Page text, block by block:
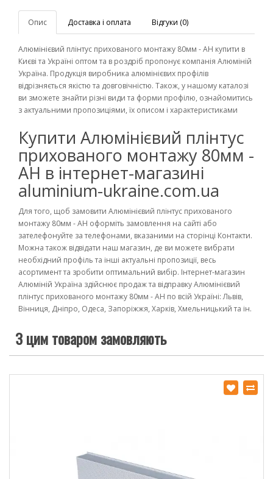
Опис Доставка і оплата Відгуки (0)
Алюмінієвий плінтус прихованого монтажу 80мм - АН купити в
Києві та Україні оптом та в роздріб пропонує компанія Алюміній
Україна. Продукція виробника алюмінієвих профілів
відрізняється якістю та довговічністю. Також, у нашому каталозі
ви зможете знайти різні види та форми профілю, ознайомитись
з актуальними пропозиціями, їх описом і характеристиками
Купити Алюмінієвий плінтус
прихованого монтажу 80мм -
АН в інтернет-магазині
aluminium-ukraine.com.ua
Для того, щоб замовити Алюмінієвий плінтус прихованого
монтажу 80мм - АН оформіть замовлення на сайті або
зателефонуйте за телефонами, вказаними на сторінці Контакти.
Можна також відвідати наш магазин, де ви можете вибрати
необхідний профіль та інші актуальні пропозиції, весь
асортимент та зробити оптимальний вибір. Інтернет-магазин
Алюміній Україна здійснює продаж та відправку Алюмінієвий
плінтус прихованого монтажу 80мм - АН по всій Україні: Львів,
Вінниця, Дніпро, Одеса, Запоріжжя, Харків, Хмельницький та ін.
З цим товаром замовляють